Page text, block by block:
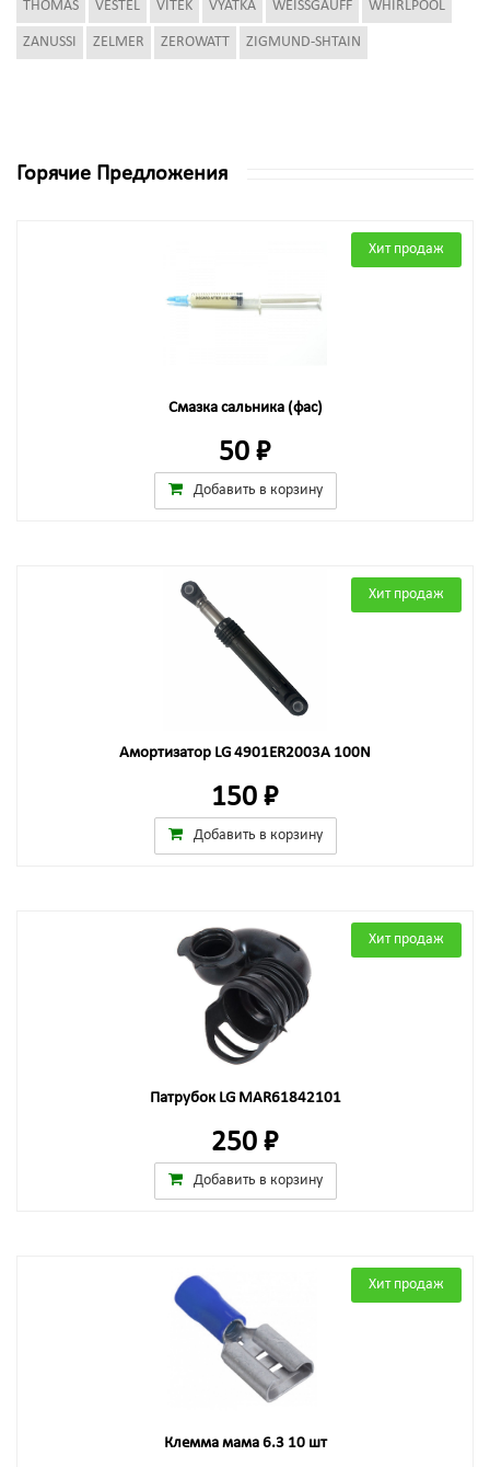
THOMAS VESTEL VITEK VYATKA WEISSGAUFF WHIRLPOOL
ZANUSSI ZELMER ZEROWATT ZIGMUND-SHTAIN
Горячие Предложения
Хит продаж
Смазка сальника (фас)
50 ₽
Добавить в корзину
Хит продаж
Амортизатор LG 4901ER2003A 100N
150 ₽
Добавить в корзину
Хит продаж
Патрубок LG MAR61842101
250 ₽
Добавить в корзину
Хит продаж
Клемма мама 6.3 10 шт